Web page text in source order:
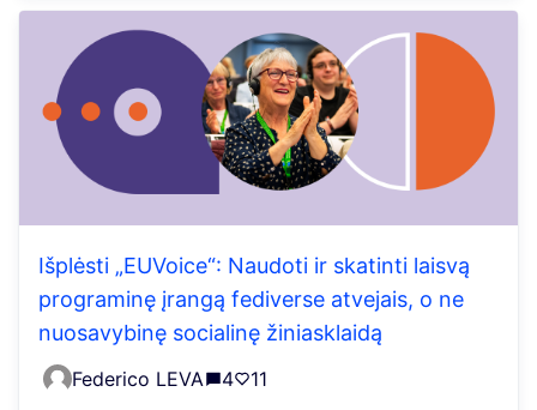
Išplėsti „EUVoice“: Naudoti ir skatinti laisvą
programinę įrangą fediverse atvejais, o ne
nuosavybinę socialinę žiniasklaidą
Federico LEVA 4 11